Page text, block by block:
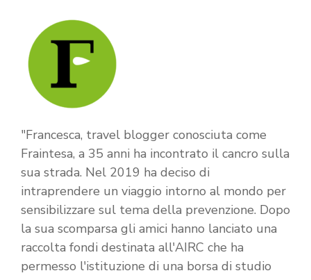
"Francesca, travel blogger conosciuta come
Fraintesa, a 35 anni ha incontrato il cancro sulla
sua strada. Nel 2019 ha deciso di
intraprendere un viaggio intorno al mondo per
sensibilizzare sul tema della prevenzione. Dopo
la sua scomparsa gli amici hanno lanciato una
raccolta fondi destinata all'AIRC che ha
permesso l'istituzione di una borsa di studio